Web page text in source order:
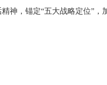
神，锚定“五大战略定位”